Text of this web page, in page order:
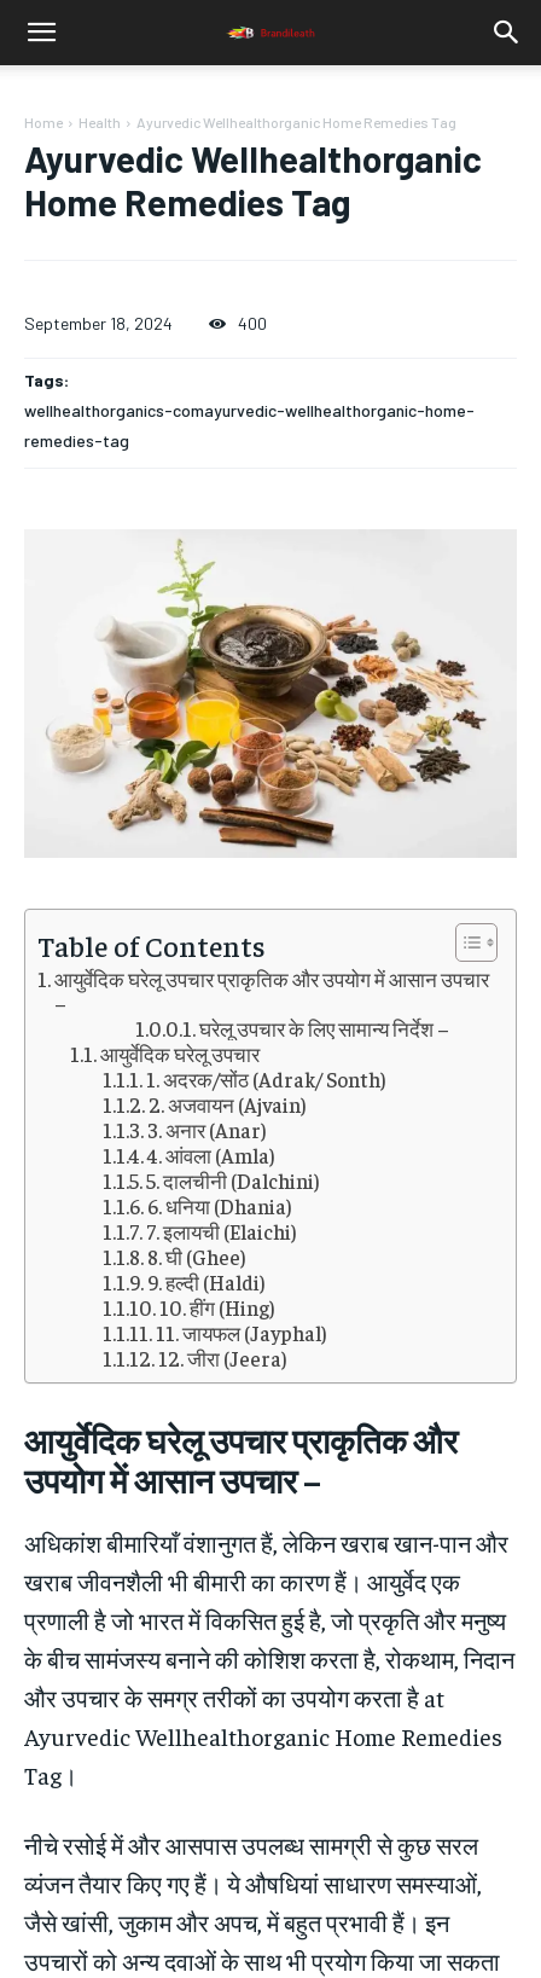
Home Health Ayurvedic Wellhealthorganic Home Remedies Tag
Ayurvedic Wellhealthorganic
Home Remedies Tag
September 18, 2024 400
Tags:
wellhealthorganics-comayurvedic-wellhealthorganic-home-
remedies-tag
Table of Contents
आयुर्वेदिक घरेलू उपचार प्राकृतिक और उपयोग में आसान उपचार
–
घरेलू उपचार के लिए सामान्य निर्देश –
आयुर्वेदिक घरेलू उपचार
1. अदरक/सोंठ (Adrak/ Sonth)
2. अजवायन (Ajvain)
3. अनार (Anar)
4. आंवला (Amla)
5. दालचीनी (Dalchini)
6. धनिया (Dhania)
7. इलायची (Elaichi)
8. घी (Ghee)
9. हल्दी (Haldi)
10. हींग (Hing)
11. जायफल (Jayphal)
12. जीरा (Jeera)
आयुर्वेदिक घरेलू उपचार प्राकृतिक और
उपयोग में आसान उपचार–
अधिकांश बीमारियाँ वंशानुगत हैं, लेकिन खराब खान-पान और
खराब जीवनशैली भी बीमारी का कारण हैं। आयुर्वेद एक
प्रणाली है जो भारत में विकसित हुई है, जो प्रकृति और मनुष्य
के बीच सामंजस्य बनाने की कोशिश करता है, रोकथाम, निदान
और उपचार के समग्र तरीकों का उपयोग करता है at
Ayurvedic Wellhealthorganic Home Remedies
Tag।
नीचे रसोई में और आसपास उपलब्ध सामग्री से कुछ सरल
व्यंजन तैयार किए गए हैं। ये औषधियां साधारण समस्याओं,
जैसे खांसी, जुकाम और अपच, में बहुत प्रभावी हैं। इन
उपचारों को अन्य दवाओं के साथ भी प्रयोग किया जा सकता